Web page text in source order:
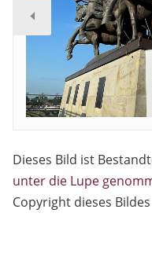
Dieses Bild ist
unter die Lupe
Copyright dieses Bildes